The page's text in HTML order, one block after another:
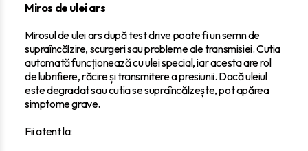
Miros de ulei ars
Mirosul de ulei ars după test drive poate fi un semn de
supraîncălzire, scurgeri sau probleme ale transmisiei. Cutia
automată funcționează cu ulei special, iar acesta are rol
de lubrifiere, răcire și transmitere a presiunii. Dacă uleiul
este degradat sau cutia se supraîncălzește, pot apărea
simptome grave.
Fii atent la: